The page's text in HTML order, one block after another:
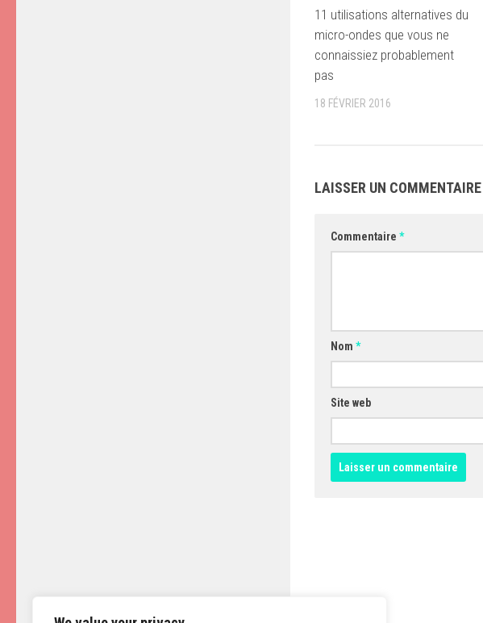
11 utilisations alternatives du
micro-ondes que vous ne
connaissiez probablement
pas
18 FÉVRIER 2016
LAISSER UN COMMENTAIRE
Commentaire *
Nom *
Site web